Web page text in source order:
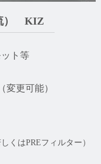
流） KIZ
ト等
変更可能）
くはPREフィルター）